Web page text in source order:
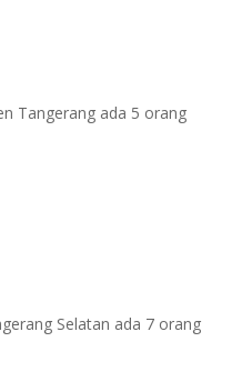
Tangerang ada 5 orang
Selatan ada 7 orang